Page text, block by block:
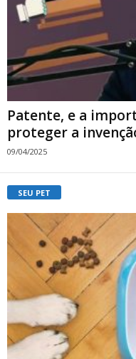
Patente, e a
proteger a
09/04/2025
SEU PET